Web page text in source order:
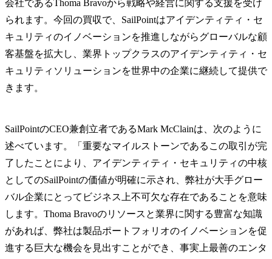
会社であるThoma Bravoから戦略や経営に関する支援を受け
られます。今回の買収で、SailPointはアイデンティティ・セ
キュリティのイノベーションを推進しながらグローバルな顧
客基盤を拡大し、業界トップクラスのアイデンティティ・セ
キュリティソリューションを世界中の企業に継続して提供で
きます。
SailPointのCEO兼創立者であるMark McClainは、次のように
述べています。「重要なマイルストーンであるこの取引が完
了したことにより、アイデンティティ・セキュリティの中核
としてのSailPointの価値が明確に示され、弊社が大手グロー
バル企業にとってビジネス上不可欠な存在であることを意味
します。Thoma Bravoのリソースと業界に関する豊富な知識
があれば、弊社は製品ポートフォリオのイノベーションを促
進する巨大な機会を見出すことができ、事実上最善のエンタ